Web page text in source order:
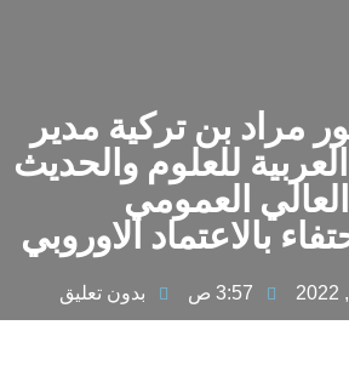
مراد بن تركية مدير
للعلوم والحديث
العمومي
بالاعتماد الاوروبي
3:57 ص بدون تعليق